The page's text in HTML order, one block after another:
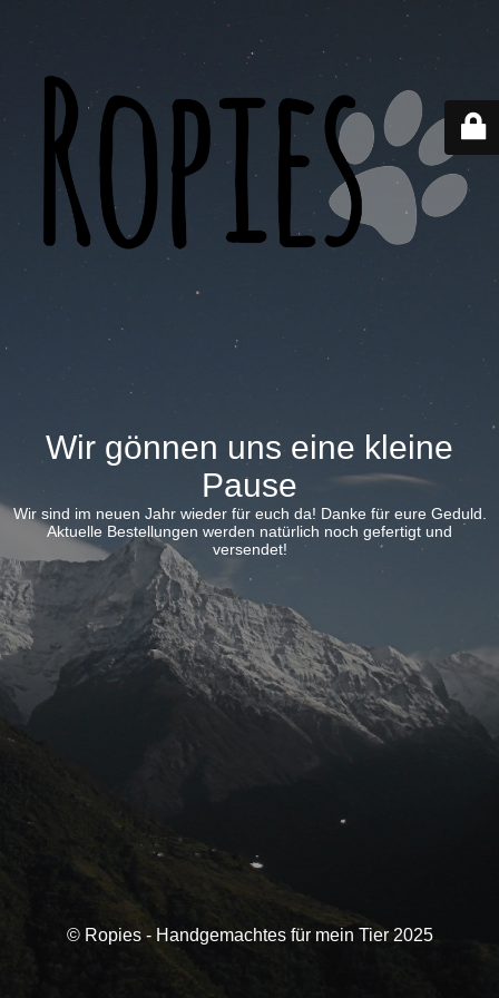
Wir gönnen uns eine kleine
Pause
Wir sind im neuen Jahr wieder für euch da! Danke für eure Geduld.
Aktuelle Bestellungen werden natürlich noch gefertigt und
versendet!
© Ropies - Handgemachtes für mein Tier 2025